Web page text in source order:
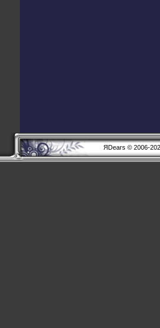
ЯDears © 2006-